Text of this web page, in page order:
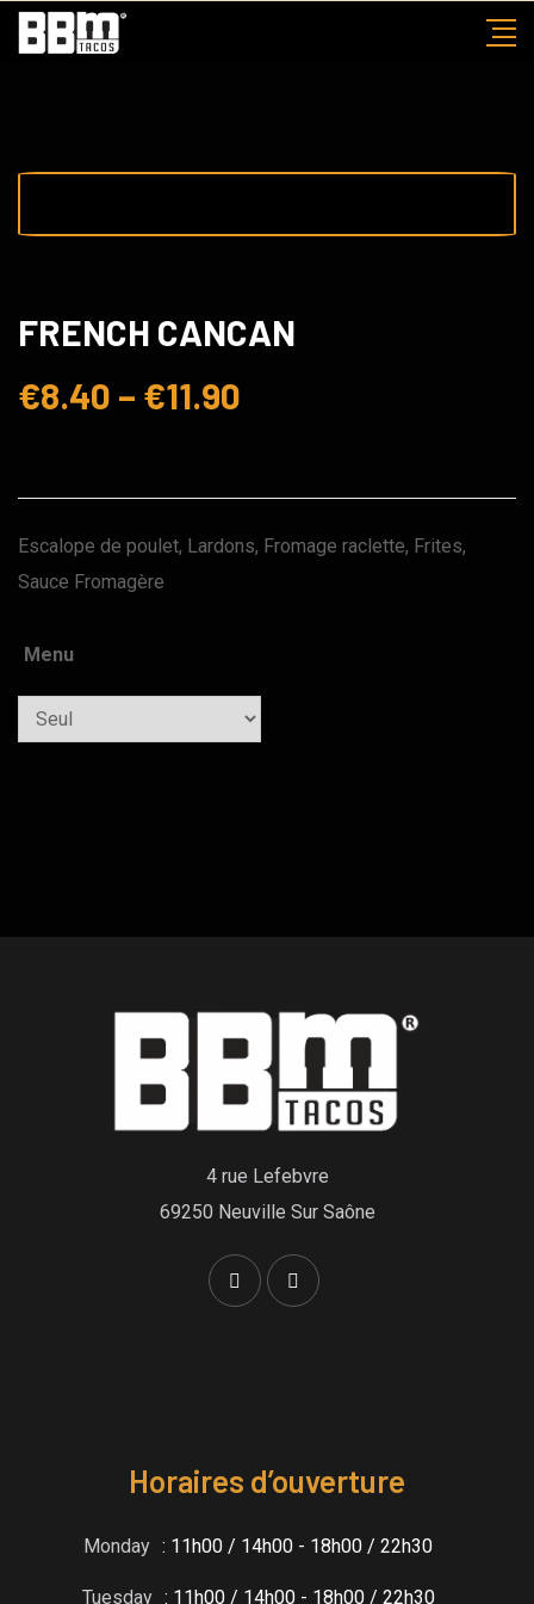
Skip
FRENCH CANCAN
€8.40 – €11.90
Escalope de poulet, Lardons, Fromage raclette, Frites,
Sauce Fromagère
Menu
4 rue Lefebvre
69250 Neuville Sur Saône
Horaires d’ouverture
Monday : 11h00 / 14h00 - 18h00 / 22h30
Tuesday : 11h00 / 14h00 - 18h00 / 22h30